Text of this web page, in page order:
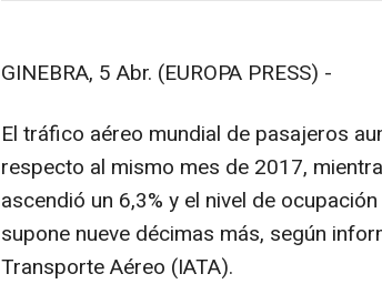
GINEBRA, 5 Abr. (EUROPA PRESS) -
El tráfico aéreo mundial de pasajeros
respecto al mismo mes de 2017,
ascendió un 6,3% y el nivel de
supone nueve décimas más, según
Transporte Aéreo (IATA).